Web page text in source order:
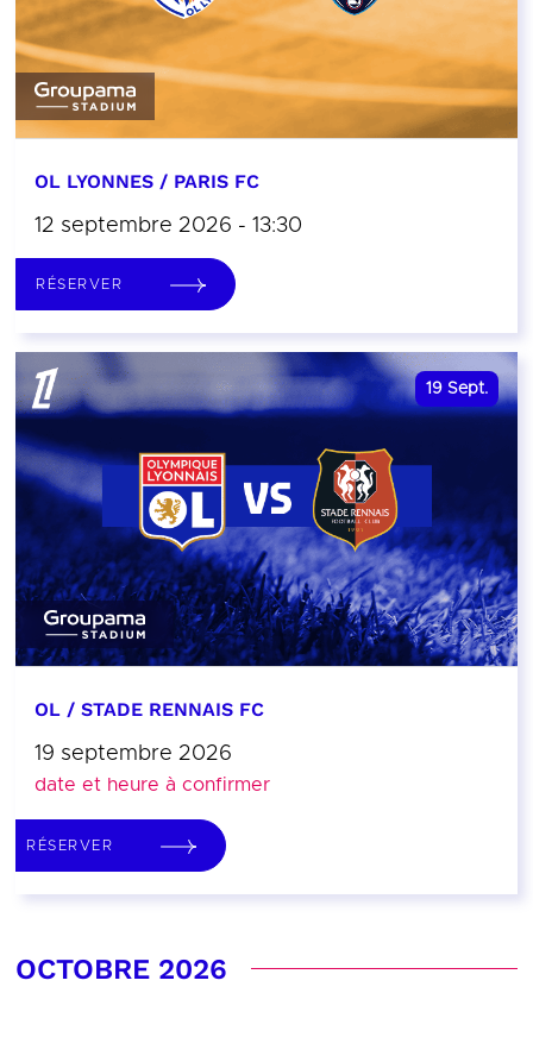
OL LYONNES / PARIS FC
12 septembre 2026 - 13:30
RÉSERVER
19 Sept.
OL / STADE RENNAIS FC
19 septembre 2026
date et heure à confirmer
RÉSERVER
OCTOBRE 2026